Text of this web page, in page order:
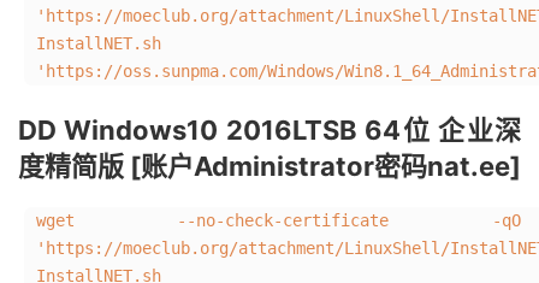
'https://moeclub.org/attachment/LinuxShell/
InstallNET.sh
'https://oss.sunpma.com/Windows/
DD Windows10 2016LTSB 64位 企业深
度精简版 [账户Administrator密码nat.ee]
wget --no-check-certificate -qO
'https://moeclub.org/attachment/LinuxShell/